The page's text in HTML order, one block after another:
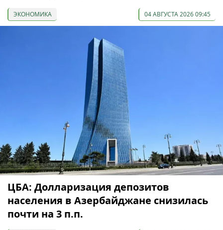
ЭКОНОМИКА 04 АВГУСТА 2026 09:45
ЦБА: Долларизация депозитов
населения в Азербайджане снизилась
почти на 3 п.п.